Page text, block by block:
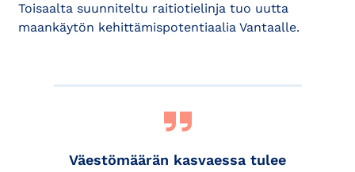
Toisaalta suunniteltu raitiotielinja tuo uutta
maankäytön kehittämispotentiaalia Vantaalle.
Väestömäärän kasvaessa tulee